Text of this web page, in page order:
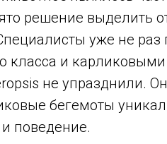
решение выделить
уже не
класса и
не упразднили.
бегемоты
поведение.